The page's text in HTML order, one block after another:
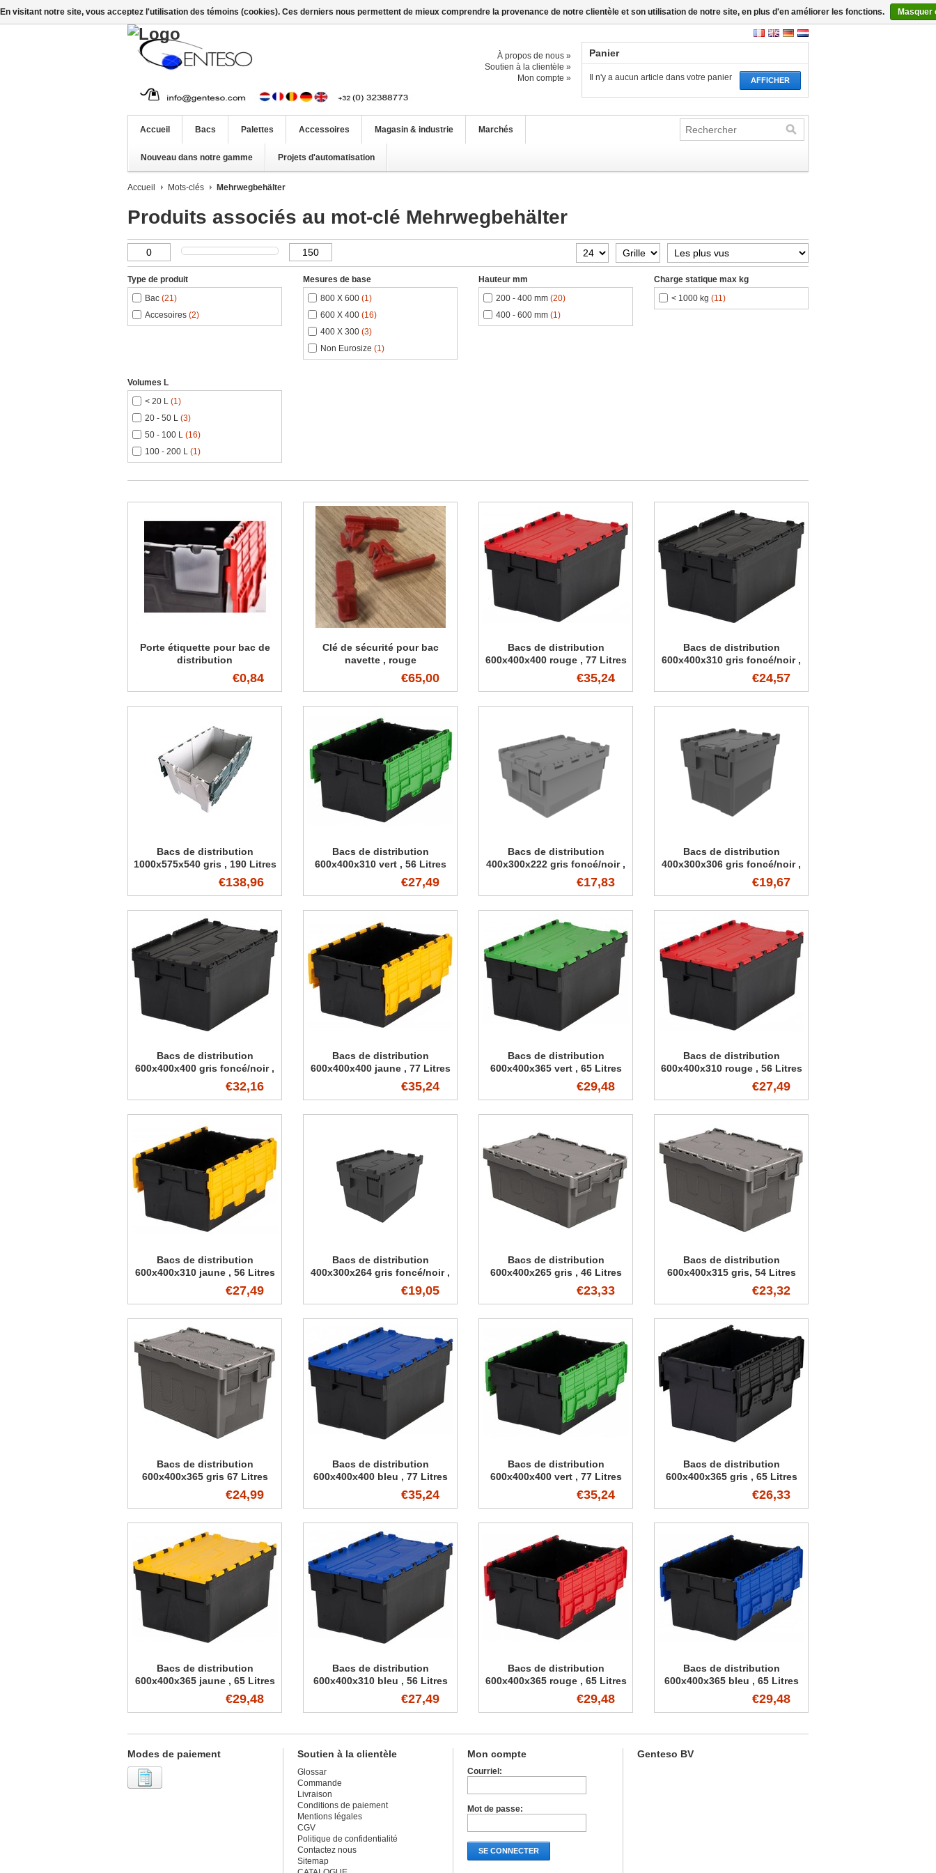
À propos de nous »
Soutien à la clientèle »
Mon compte »
Panier
AFFICHER
Il n'y a aucun article dans votre panier
Accueil Bacs Palettes Accessoires Magasin & industrie Marchés
Nouveau dans notre gamme Projets d'automatisation
Accueil Mots-clés Mehrwegbehälter
Produits associés au mot-clé Mehrwegbehälter
Type de produit
Bac (21)
Accesoires (2)
Mesures de base
800 X 600 (1)
600 X 400 (16)
400 X 300 (3)
Non Eurosize (1)
Hauteur mm
200 - 400 mm (20)
400 - 600 mm (1)
Charge statique max kg
< 1000 kg (11)
Volumes L
< 20 L (1)
20 - 50 L (3)
50 - 100 L (16)
100 - 200 L (1)
Porte étiquette pour bac de
distribution
€0,84
Clé de sécurité pour bac
navette , rouge
€65,00
Bacs de distribution
600x400x400 rouge , 77 Litres
€35,24
Bacs de distribution
600x400x310 gris foncé/noir ,
€24,57
Bacs de distribution
1000x575x540 gris , 190 Litres
€138,96
Bacs de distribution
600x400x310 vert , 56 Litres
€27,49
Bacs de distribution
400x300x222 gris foncé/noir ,
€17,83
Bacs de distribution
400x300x306 gris foncé/noir ,
€19,67
Bacs de distribution
600x400x400 gris foncé/noir ,
€32,16
Bacs de distribution
600x400x400 jaune , 77 Litres
€35,24
Bacs de distribution
600x400x365 vert , 65 Litres
€29,48
Bacs de distribution
600x400x310 rouge , 56 Litres
€27,49
Bacs de distribution
600x400x310 jaune , 56 Litres
€27,49
Bacs de distribution
400x300x264 gris foncé/noir ,
€19,05
Bacs de distribution
600x400x265 gris , 46 Litres
€23,33
Bacs de distribution
600x400x315 gris, 54 Litres
€23,32
Bacs de distribution
600x400x365 gris 67 Litres
€24,99
Bacs de distribution
600x400x400 bleu , 77 Litres
€35,24
Bacs de distribution
600x400x400 vert , 77 Litres
€35,24
Bacs de distribution
600x400x365 gris , 65 Litres
€26,33
Bacs de distribution
600x400x365 jaune , 65 Litres
€29,48
Bacs de distribution
600x400x310 bleu , 56 Litres
€27,49
Bacs de distribution
600x400x365 rouge , 65 Litres
€29,48
Bacs de distribution
600x400x365 bleu , 65 Litres
€29,48
Modes de paiement Soutien à la clientèle
Glossar
Commande
Livraison
Conditions de paiement
Mentions légales
CGV
Politique de confidentialité
Contactez nous
Sitemap
Mon compte
Courriel:
Mot de passe:
SE CONNECTER
Genteso BV
En visitant notre site, vous acceptez l'utilisation des témoins (cookies). Ces derniers nous permettent de mieux comprendre la provenance de notre clientèle et son utilisation de notre site, en plus d'en améliorer les fonctions. Masquer